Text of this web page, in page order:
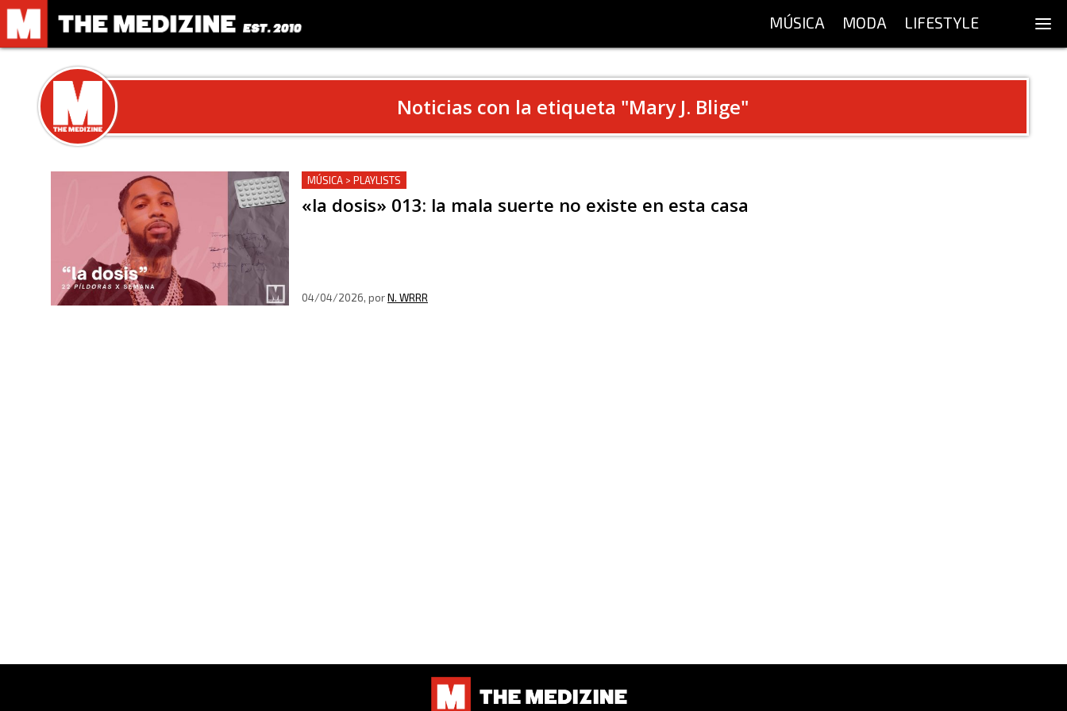
MÚSICA MODA LIFESTYLE
Noticias con la etiqueta "Mary J. Blige"
MÚSICA > PLAYLISTS
«la dosis» 013: la mala suerte no existe en esta casa
04/04/2026, porN. WRRR